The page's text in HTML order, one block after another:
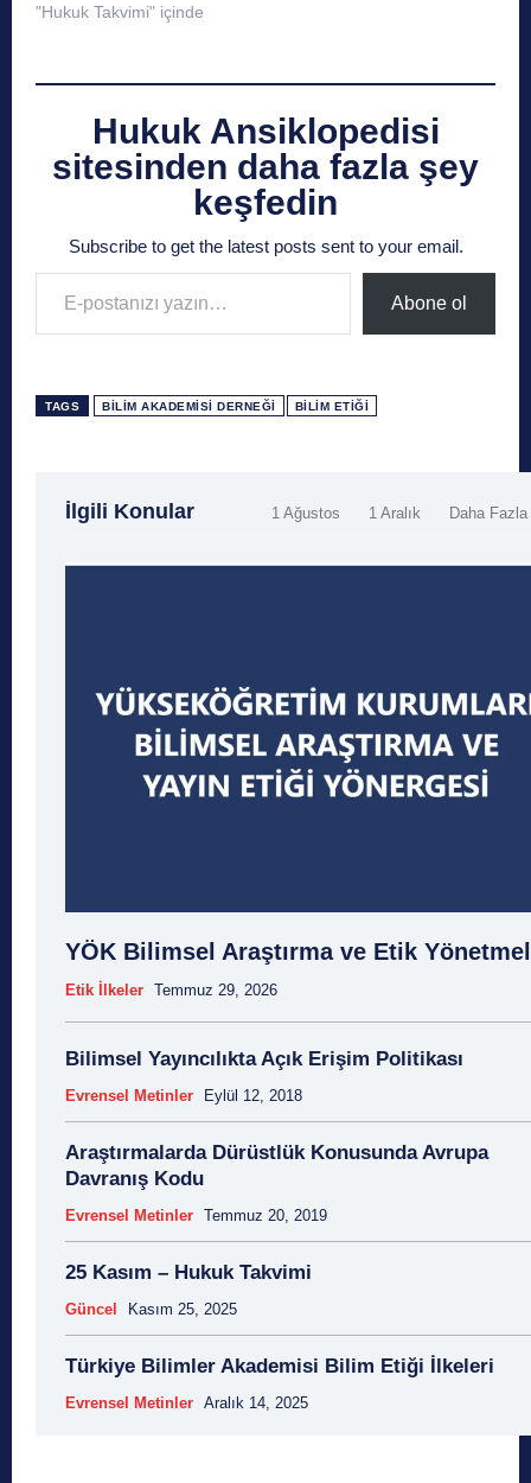
"Hukuk Takvimi" içinde
Hukuk Ansiklopedisi
sitesinden daha fazla şey
keşfedin
Subscribe to get the latest posts sent to your email.
E-postanızı yazın…
Abone ol
TAGS BILIM AKADEMISI DERNEĞI BILIM ETIĞI
İlgili Konular 1 Ağustos 1 Aralık Daha Fazla
YÖK Bilimsel Araştırma ve Etik
Etik İlkeler Temmuz 29, 2026
Bilimsel Yayıncılıkta Açık Erişim Politikası
Evrensel Metinler Eylül 12, 2018
Araştırmalarda Dürüstlük Konusunda Avrupa
Davranış Kodu
Evrensel Metinler Temmuz 20, 2019
25 Kasım – Hukuk Takvimi
Güncel Kasım 25, 2025
Türkiye Bilimler Akademisi Bilim Etiği İlkeleri
Evrensel Metinler Aralık 14, 2025